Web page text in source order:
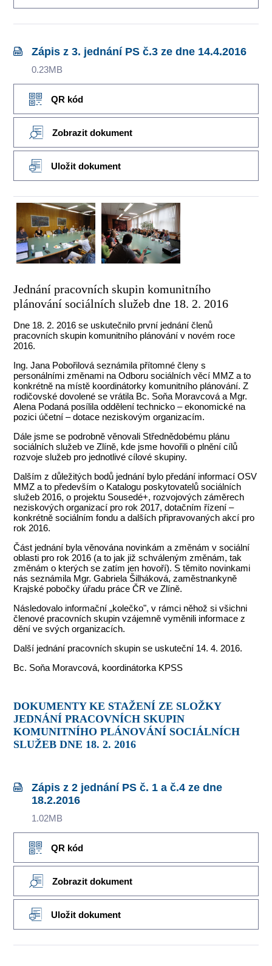
Zápis z 3. jednání PS č.3 ze dne 14.4.2016
0.23MB
QR kód
Zobrazit dokument
Uložit dokument
Jednání pracovních skupin komunitního
plánování sociálních služeb dne 18. 2. 2016
Dne 18. 2. 2016 se uskutečnilo první jednání členů
pracovních skupin komunitního plánování v novém roce
2016.
Ing. Jana Pobořilová seznámila přítomné členy s
personálními změnami na Odboru sociálních věcí MMZ a to
konkrétně na místě koordinátorky komunitního plánování. Z
rodičovské dovolené se vrátila Bc. Soňa Moravcová a Mgr.
Alena Podaná posílila oddělení technicko – ekonomické na
pozici účetní – dotace neziskovým organizacím.
Dále jsme se podrobně věnovali Střednědobému plánu
sociálních služeb ve Zlíně, kde jsme hovořili o plnění cílů
rozvoje služeb pro jednotlivé cílové skupiny.
Dalším z důležitých bodů jednání bylo předání informací OSV
MMZ a to především o Katalogu poskytovatelů sociálních
služeb 2016, o projektu Sousedé+, rozvojových záměrech
neziskových organizací pro rok 2017, dotačním řízení –
konkrétně sociálním fondu a dalších připravovaných akcí pro
rok 2016.
Část jednání byla věnována novinkám a změnám v sociální
oblasti pro rok 2016 (a to jak již schváleným změnám, tak
změnám o kterých se zatím jen hovoří). S těmito novinkami
nás seznámila Mgr. Gabriela Šilháková, zaměstnankyně
Krajské pobočky úřadu práce ČR ve Zlíně.
Následovalo informační „kolečko", v rámci něhož si všichni
členové pracovních skupin vzájemně vyměnili informace z
dění ve svých organizacích.
Další jednání pracovních skupin se uskuteční 14. 4. 2016.
Bc. Soňa Moravcová, koordinátorka KPSS
DOKUMENTY KE STAŽENÍ ZE SLOŽKY
JEDNÁNÍ PRACOVNÍCH SKUPIN
KOMUNITNÍHO PLÁNOVÁNÍ SOCIÁLNÍCH
SLUŽEB DNE 18. 2. 2016
Zápis z 2 jednání PS č. 1 a č.4 ze dne
18.2.2016
1.02MB
QR kód
Zobrazit dokument
Uložit dokument